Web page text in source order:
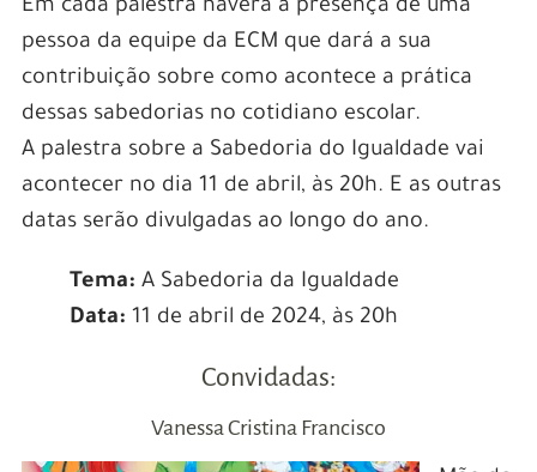
Em cada palestra haverá a presença de uma
pessoa da equipe da ECM que dará a sua
contribuição sobre como acontece a prática
dessas sabedorias no cotidiano escolar.
A palestra sobre a Sabedoria do Igualdade vai
acontecer no dia 11 de abril, às 20h. E as outras
datas serão divulgadas ao longo do ano.
Tema: A Sabedoria da Igualdade
Data: 11 de abril de 2024, às 20h
Convidadas:
Vanessa Cristina Francisco